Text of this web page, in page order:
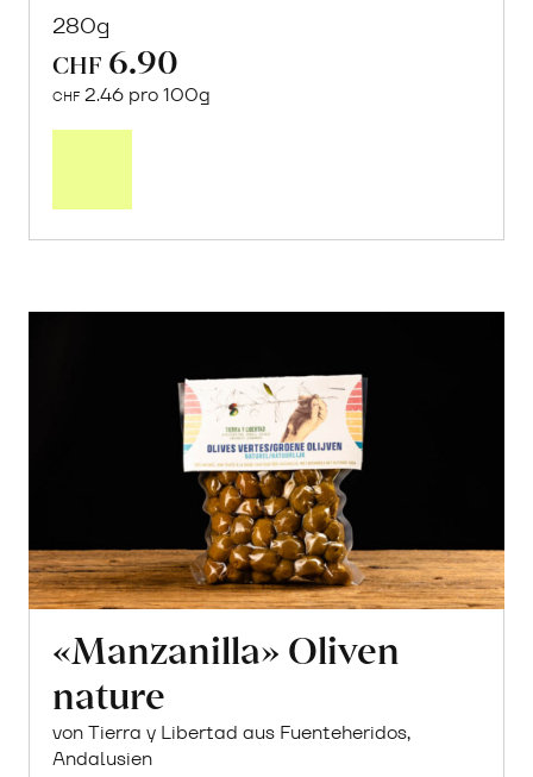
280g
CHF 6.90
CHF 2.46 pro 100g
«Manzanilla» Oliven
nature
von Tierra y Libertad aus Fuenteheridos,
Andalusien